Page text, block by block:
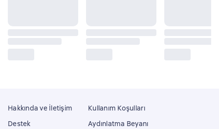
Hakkında ve İletişim
Destek
Kullanım Koşulları
Aydınlatma Beyanı